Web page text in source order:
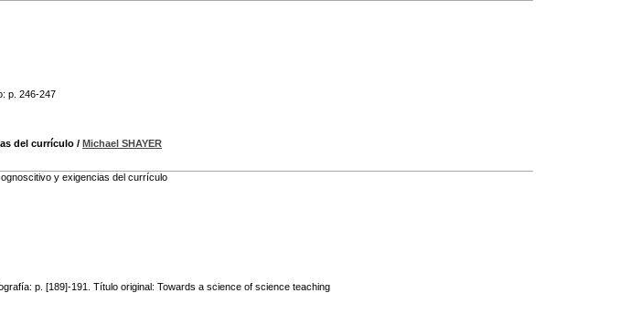
p. 246-247
del currículo / Michael SHAYER
y exigencias del currículo
p. [189]-191. Título original: Towards a science of science teaching